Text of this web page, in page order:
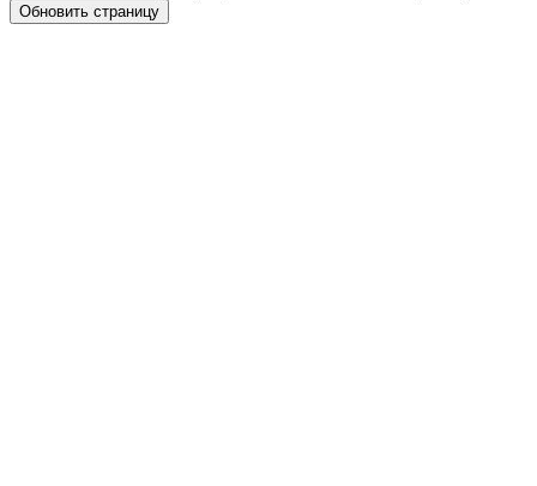
Обновить страницу